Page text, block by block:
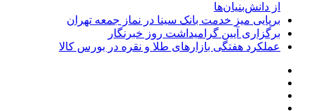
از دانش‌بنیان‌ها
برپایی میز خدمت بانک سینا در نماز جمعه تهران
برگزاری آیین گرامیداشت روز خبرنگار
عملکرد هفتگی بازارهای طلا و نقره در بورس کالا